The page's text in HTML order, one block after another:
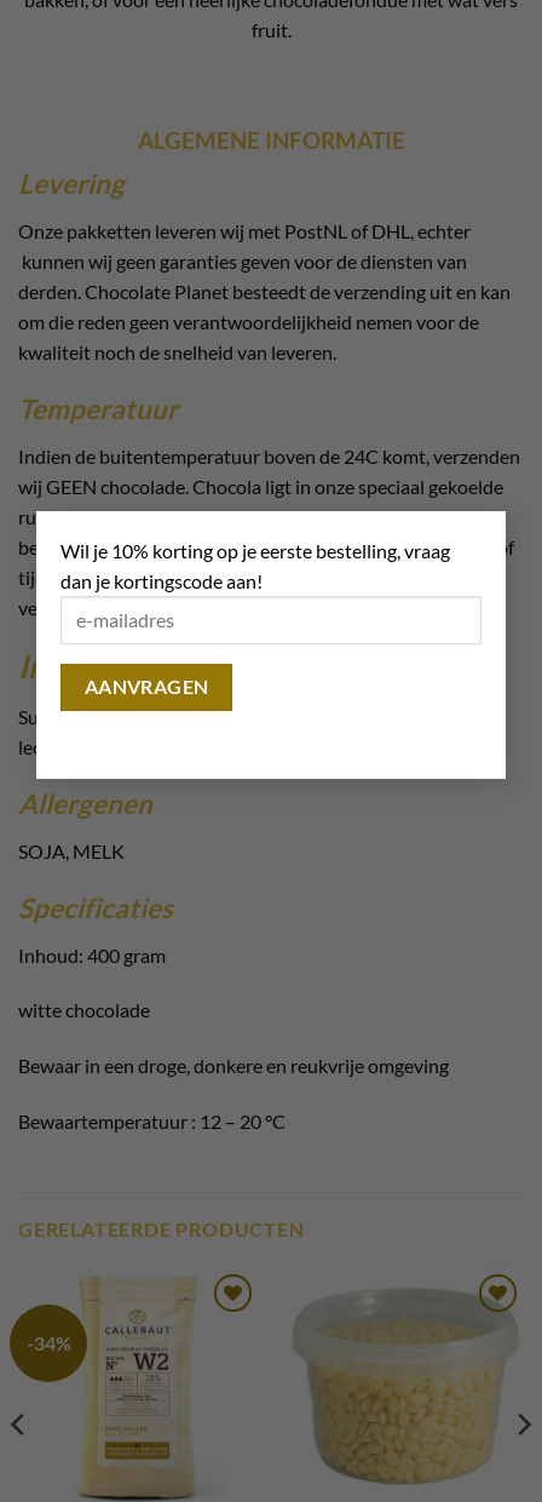
Wil je 10% korting op je eerste bestelling, vraag
dan je kortingscode aan!
fruit.
ALGEMENE INFORMATIE
Levering
Onze pakketten leveren wij met PostNL of DHL, echter
kunnen wij geen garanties geven voor de diensten van
derden. Chocolate Planet besteedt de verzending uit en kan
om die reden geen verantwoordelijkheid nemen voor de
kwaliteit noch de snelheid van leveren.
Temperatuur
Indien de buitentemperatuur boven de 24C komt, verzenden
wij GEEN chocolade. Chocola ligt in onze speciaal gekoelde
ruimtes, maar verzending via een externe partij kan
betekenen dat het in niet-gekoelde auto’s wordt vervoerd of
tijdelijk in niet gekoelde depots staat, wij kunnen hier geen
verantwoordelijkheid voor nemen.
Ingrediënten
Suiker ; cacaoboter ; volle MELK poeder ; emulgator: SOJA
lecithine ; natuurlijk vanille aroma
Allergenen
SOJA, MELK
Specificaties
Inhoud: 400 gram
witte chocolade
Bewaar in een droge, donkere en reukvrije omgeving
Bewaartemperatuur : 12 – 20 °C
GERELATEERDE PRODUCTEN
-34%